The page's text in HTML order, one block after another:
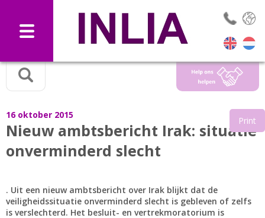
16 oktober 2015
Nieuw ambtsbericht Irak: situatie
onverminderd slecht
Print
. Uit een nieuw ambtsbericht over Irak blijkt dat de
veiligheidssituatie onverminderd slecht is gebleven of zelfs
is verslechterd. Het besluit- en vertrekmoratorium is